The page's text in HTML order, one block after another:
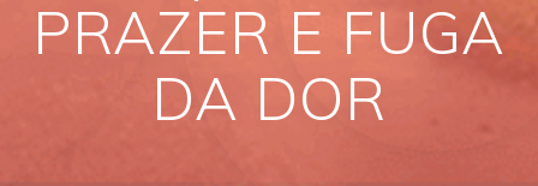
PRAZER E FUGA
DA DOR